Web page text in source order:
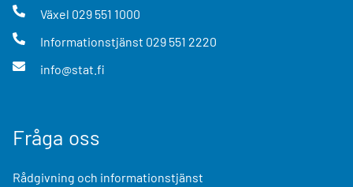
Växel 029 551 1000
Informationstjänst 029 551 2220
info@stat.fi
Fråga oss
Rådgivning och informationstjänst